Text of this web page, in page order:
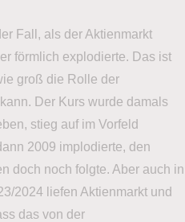
Fall, als der Aktienmarkt
förmlich explodierte. Das ist
groß die Rolle der
Der Kurs wurde damals
stieg auf im Vorfeld
2009 implodierte, den
doch noch folgte. Aber auch in
2024 liefen Aktienmarkt und
das von der